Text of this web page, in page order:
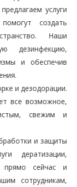
услуги
создать
Наши
дезинфекцию,
и обеспечив
и дезодорации.
все возможное,
свежим и
и защиты
дератизации,
прямо сейчас и
сотрудникам,